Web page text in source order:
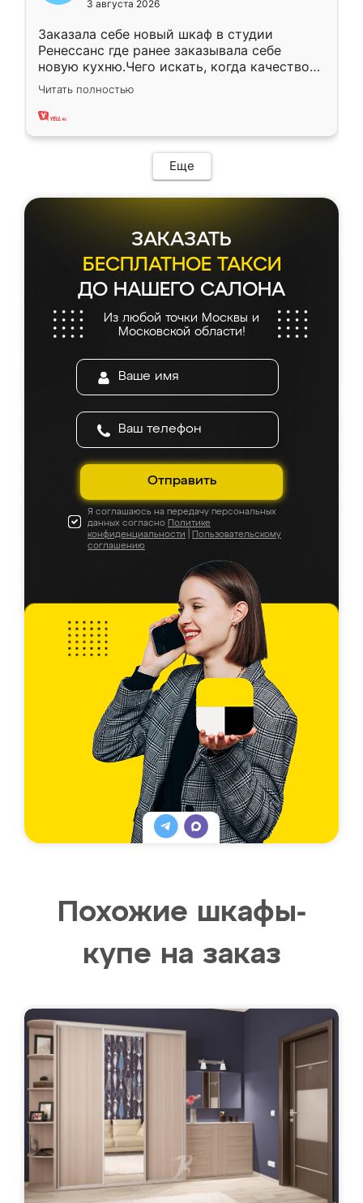
3 августа 2026
Заказала себе новый шкаф в студии
Ренессанс где ранее заказывала себе
новую кухню.Чего искать, когда качеством
вполне довольна. Служит кухня уже почти
два года, нареканий нет.
Читать полностью
Еще
ЗАКАЗАТЬ
БЕСПЛАТНОЕ ТАКСИ
ДО НАШЕГО САЛОНА
Из любой точки Москвы и
Московской области!
Отправить
Я соглашаюсь на передачу персональных
данных согласно Политике
конфиденциальности
Пользовательскому
соглашению
Похожие шкафы-
купе на заказ